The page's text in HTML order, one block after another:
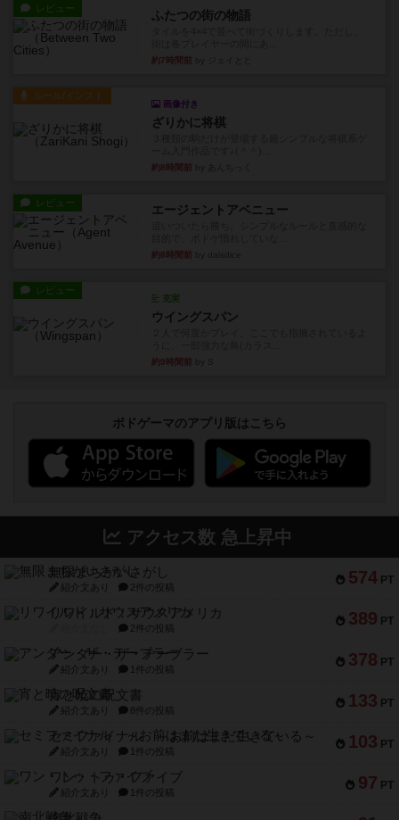
レビュー ふたつの街の物語
約7時間前
ルール/インスト
画像付き
ざりかに将棋
約8時間前
レビュー エージェントアベニュー
約8時間前
レビュー
充実
ウイングスパン
約9時間前
ボドゲーマのアプリ版はこちら
アクセス数 急上昇中
574 PT
無限まちがいさがし
紹介文あり 2件の投稿
389 PT
リワイルド：サウスアメリカ
2件の投稿
378 PT
アンダー・ザ・テーブラー
紹介文あり 1件の投稿
133 PT
宵と暁の呪文書
紹介文あり 8件の投稿
103 PT
セミファイナル ～お前はまだ生きている～
紹介文あり 1件の投稿
97 PT
ワン・トゥ・ファイブ
紹介文あり 1件の投稿